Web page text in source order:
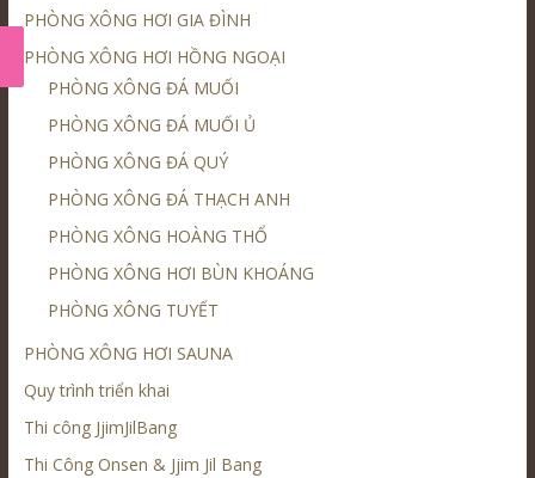
PHÒNG XÔNG HƠI GIA ĐÌNH
PHÒNG XÔNG HƠI HỒNG NGOẠI
PHÒNG XÔNG ĐÁ MUỐI
PHÒNG XÔNG ĐÁ MUỐI Ủ
PHÒNG XÔNG ĐÁ QUÝ
PHÒNG XÔNG ĐÁ THẠCH ANH
PHÒNG XÔNG HOÀNG THỔ
PHÒNG XÔNG HƠI BÙN KHOÁNG
PHÒNG XÔNG TUYẾT
PHÒNG XÔNG HƠI SAUNA
Quy trình triển khai
Thi công JjimJilBang
Thi Công Onsen & Jjim Jil Bang